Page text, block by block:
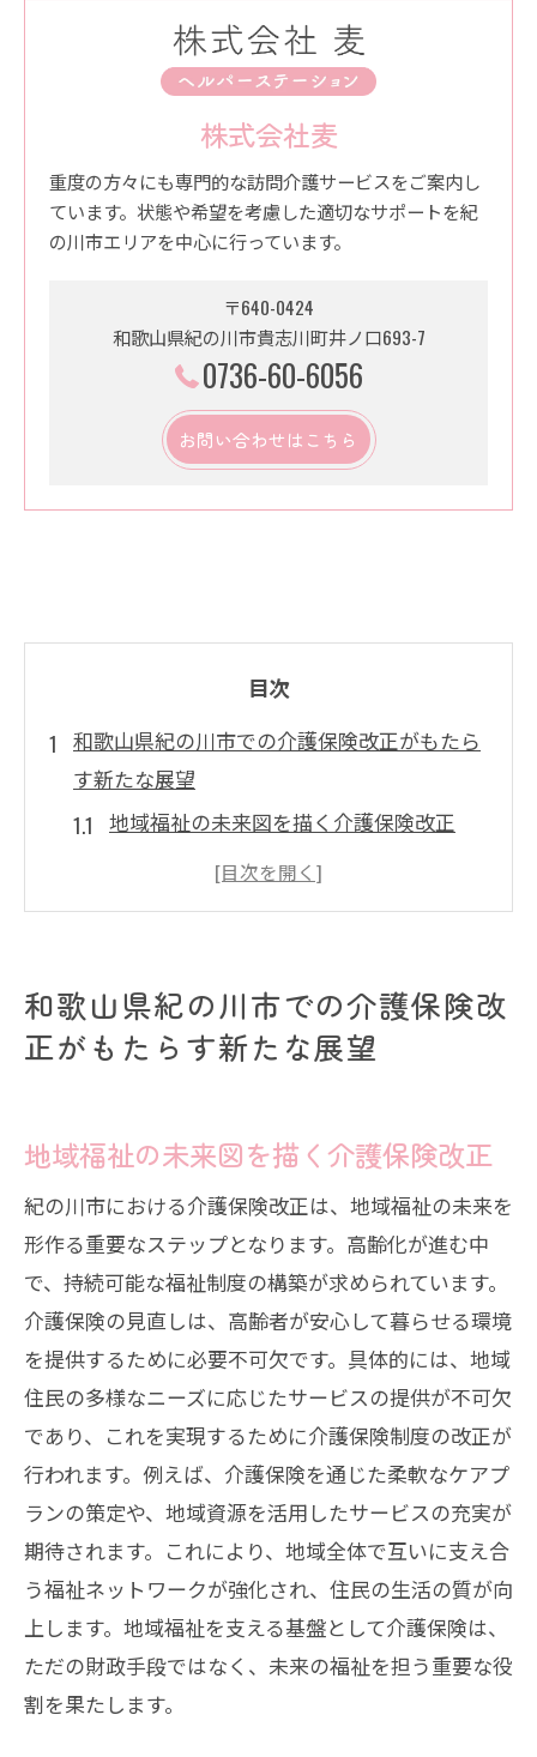
株式会社麦
重度の方々にも専門的な訪問介護サービスをご案内し
ています。状態や希望を考慮した適切なサポートを紀
の川市エリアを中心に行っています。
〒640-0424
和歌山県紀の川市貴志川町井ノ口693-7
0736-60-6056
お問い合わせはこちら
目次
和歌山県紀の川市での介護保険改正がもたら
す新たな展望
地域福祉の未来図を描く介護保険改正
高齢者の生活に与える新たな可能性
改正がもたらす地域経済への影響
紀の川市の特性を活かした制度改革の意
者支援の現状
現行制度と改正後の高齢者支援の比較
高齢者における介護サービス利用の変化
新制度がもたらす支援の充実化
地域連携によるサポート体制の強化
高齢者のニーズに応じた柔軟な支援策
介護負担軽減に向けた取り組み事例
紀の川市における介護保険改正の背景と政策
意図を探る
介護保険改正の歴史的背景と目的
国の政策に沿った地域特有の対応策
政策意図に見る福祉サービスの方向性
改正に至るまでの地域住民の声
行政と市民の協働による政策形成
和歌山県紀の川市での介護保険改
正がもたらす新たな展望
地域福祉の未来図を描く介護保険改正
紀の川市における介護保険改正は、地域福祉の未来を
形作る重要なステップとなります。高齢化が進む中
で、持続可能な福祉制度の構築が求められています。
介護保険の見直しは、高齢者が安心して暮らせる環境
を提供するために必要不可欠です。具体的には、地域
住民の多様なニーズに応じたサービスの提供が不可欠
であり、これを実現するために介護保険制度の改正が
行われます。例えば、介護保険を通じた柔軟なケアプ
ランの策定や、地域資源を活用したサービスの充実が
期待されます。これにより、地域全体で互いに支え合
う福祉ネットワークが強化され、住民の生活の質が向
上します。地域福祉を支える基盤として介護保険は、
ただの財政手段ではなく、未来の福祉を担う重要な役
割を果たします。